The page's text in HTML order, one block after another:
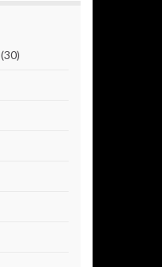
(30)